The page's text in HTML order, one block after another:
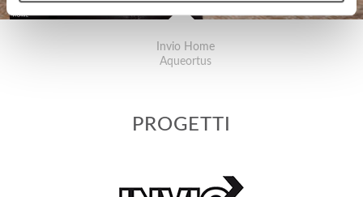
Invio Home
Aqueortus
PROGETTI